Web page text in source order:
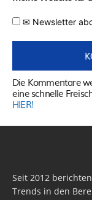
✉ Newsletter
Die Kommentare
eine schnelle
HIER!
Seit 2012
Trends in den